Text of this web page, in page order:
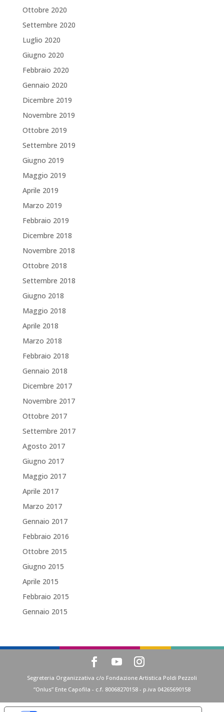
Ottobre 2020
Settembre 2020
Luglio 2020
Giugno 2020
Febbraio 2020
Gennaio 2020
Dicembre 2019
Novembre 2019
Ottobre 2019
Settembre 2019
Giugno 2019
Maggio 2019
Aprile 2019
Marzo 2019
Febbraio 2019
Dicembre 2018
Novembre 2018
Ottobre 2018
Settembre 2018
Giugno 2018
Maggio 2018
Aprile 2018
Marzo 2018
Febbraio 2018
Gennaio 2018
Dicembre 2017
Novembre 2017
Ottobre 2017
Settembre 2017
Agosto 2017
Giugno 2017
Maggio 2017
Aprile 2017
Marzo 2017
Gennaio 2017
Febbraio 2016
Ottobre 2015
Giugno 2015
Aprile 2015
Febbraio 2015
Gennaio 2015
Segreteria Organizzativa c/o Fondazione Artistica Poldi Pezzoli
“Onlus” Ente Capofila - c.f. 80068270158 - p.iva 04265690158